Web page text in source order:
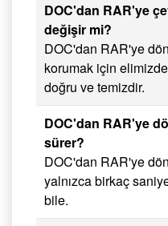
DOC'dan RAR'ye
değişir mi?
DOC'dan RAR'ye
korumak için
doğru ve temizdir.
DOC'dan RAR'ye
sürer?
DOC'dan RAR'ye
yalnızca birkaç
bile.